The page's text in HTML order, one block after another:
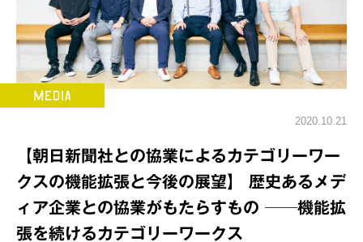
2020.10.21
【朝日新聞社との協業によるカテゴリーワー
クスの機能拡張と今後の展望】 歴史あるメデ
ィア企業との協業がもたらすもの ──機能拡
張を続けるカテゴリーワークス